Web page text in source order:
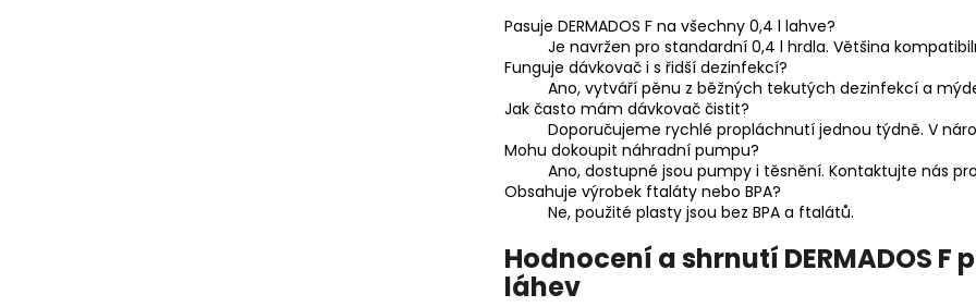
Pasuje DERMADOS F na všechny 0,4 l lahve?
Je navržen pro standardní 0,4 l hrdla. Většina
Funguje dávkovač i s řidší dezinfekcí?
Ano, vytváří pěnu z běžných tekutých dezinfekcí a
Jak často mám dávkovač čistit?
Doporučujeme rychlé propláchnutí jednou týdně. V
Mohu dokoupit náhradní pumpu?
Ano, dostupné jsou pumpy i těsnění. Kontaktujte nás
Obsahuje výrobek ftaláty nebo BPA?
Ne, použité plasty jsou bez BPA a ftalátů.
Hodnocení a shrnutí DERMADOS
láhev